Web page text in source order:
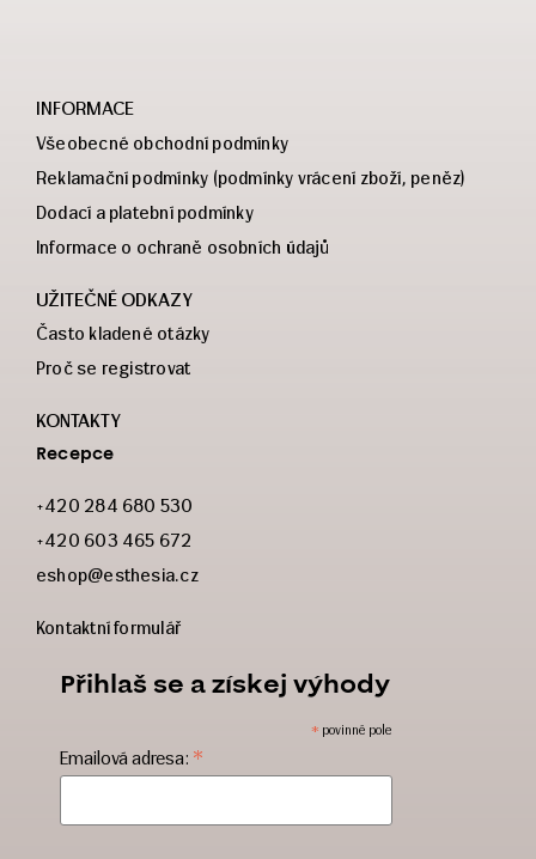
INFORMACE
Všeobecné obchodní podmínky
Reklamační podmínky (podmínky vrácení zboží, peněz)
Dodací a platební podmínky
Informace o ochraně osobních údajů
UŽITEČNÉ ODKAZY
Často kladené otázky
Proč se registrovat
KONTAKTY
Recepce
+420 284 680 530
+420 603 465 672
eshop@esthesia.cz
Kontaktní formulář
Přihlaš se a získej výhody
* povinné pole
Emailová adresa: *